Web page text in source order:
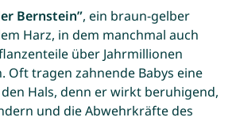
Bernstein”, ein braun-gelber
Harz, in dem manchmal auch
über Jahrmillionen
Oft tragen zahnende Babys eine
Hals, denn er wirkt beruhigend,
und die Abwehrkräfte des